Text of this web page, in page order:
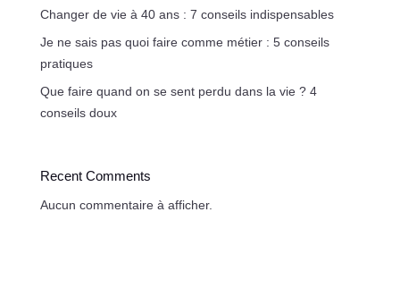
Changer de vie à 40 ans : 7 conseils indispensables
Je ne sais pas quoi faire comme métier : 5 conseils
pratiques
Que faire quand on se sent perdu dans la vie ? 4
conseils doux
Recent Comments
Aucun commentaire à afficher.